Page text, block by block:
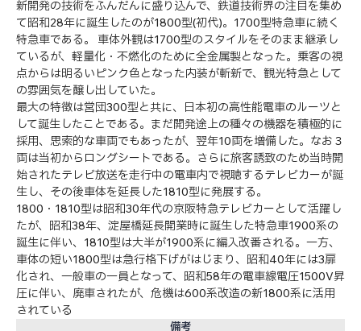
新開発の技術をふんだんに盛り込んで、鉄道技術界の注目を集め
て昭和28年に誕生したのが1800型(初代)。1700型特急車に続く
特急車である。 車体外観は1700型のスタイルをそのまま継承し
ているが、軽量化・不燃化のために全金属製となった。乗客の視
点からは明るいピンク色となった内装が斬新で、観光特急として
の雰囲気を醸し出していた。
最大の特徴は営団300型と共に、日本初の高性能電車のルーツと
して誕生したことである。まだ開発途上の種々の機器を積極的に
採用、思索的な車両でもあったが、翌年10両を増備した。なお３
両は当初からロングシートである。さらに旅客誘致のため当時開
始されたテレビ放送を走行中の電車内で視聴するテレビカーが誕
生し、その後車体を延長した1810型に発展する。
1800・1810型は昭和30年代の京阪特急テレビカーとして活躍し
たが、昭和38年、淀屋橋延長開業時に誕生した特急車1900系の
誕生に伴い、1810型は大半が1900系に編入改番される。一方、
車体の短い1800型は急行格下げがはじまり、昭和40年には3扉
化され、一般車の一員となって、昭和58年の電車線電圧1500V昇
圧に伴い、廃車されたが、危機は600系改造の新1800系に活用
されている
備考